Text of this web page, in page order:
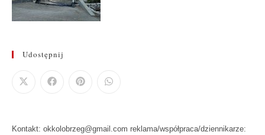
Udostępnij
Kontakt: okkolobrzeg@gmail.com reklama/współpraca/dziennikarze: